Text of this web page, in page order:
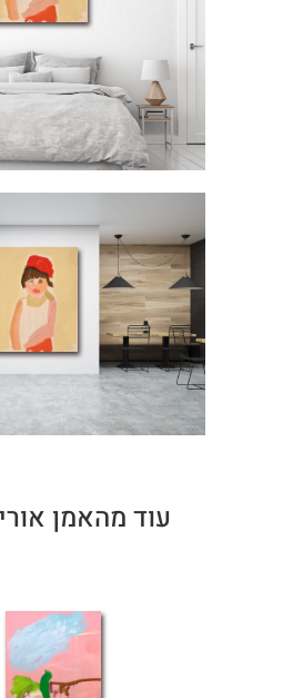
עוד מהאמן